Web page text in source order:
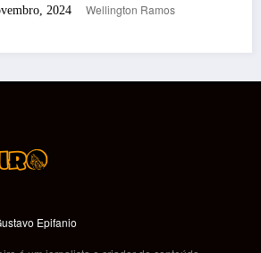
Wellington Ramos
Epifanio